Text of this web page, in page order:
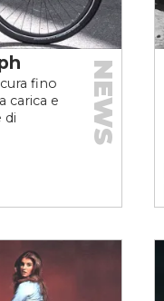
fino
carica e
di
NEWS